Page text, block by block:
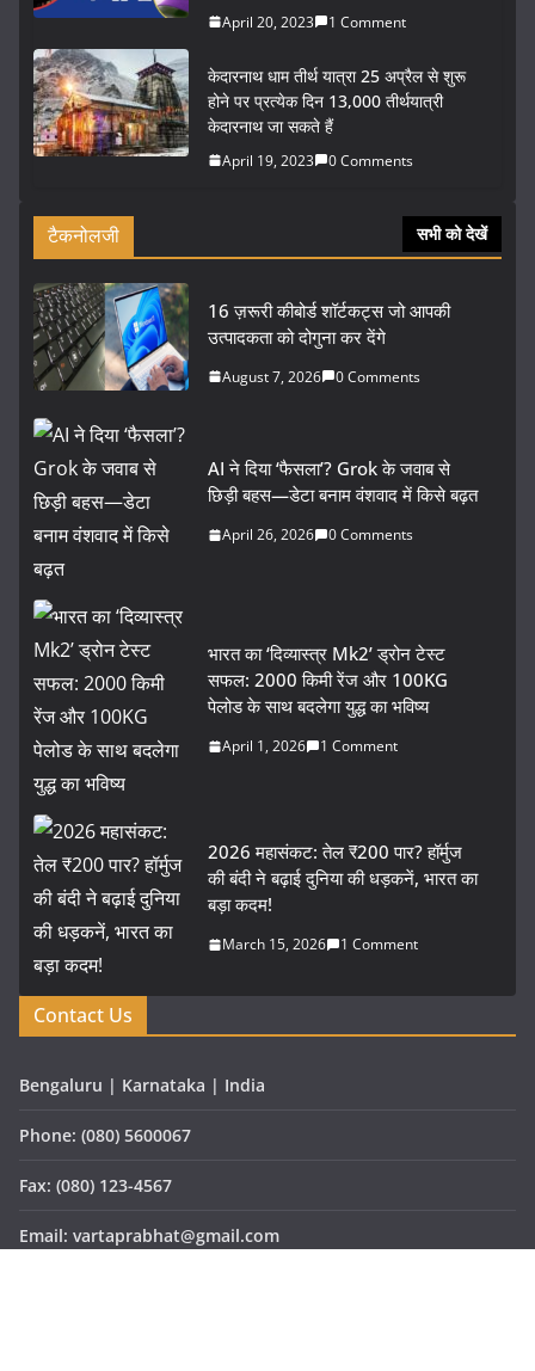
April 20, 2023 1 Comment
केदारनाथ धाम तीर्थ यात्रा 25 अप्रैल से शुरू
होने पर प्रत्येक दिन 13,000 तीर्थयात्री
केदारनाथ जा सकते हैं
April 19, 2023 0 Comments
टैकनोलजी सभी को देखें
16 ज़रूरी कीबोर्ड शॉर्टकट्स जो आपकी
उत्पादकता को दोगुना कर देंगे
August 7, 2026 0 Comments
AI ने दिया ‘फैसला’? Grok के जवाब से
छिड़ी बहस—डेटा बनाम वंशवाद में किसे बढ़त
April 26, 2026 0 Comments
भारत का ‘दिव्यास्त्र Mk2’ ड्रोन टेस्ट
सफल: 2000 किमी रेंज और 100KG
पेलोड के साथ बदलेगा युद्ध का भविष्य
April 1, 2026 1 Comment
2026 महासंकट: तेल ₹200 पार? हॉर्मुज
की बंदी ने बढ़ाई दुनिया की धड़कनें, भारत का
बड़ा कदम!
March 15, 2026 1 Comment
Contact Us
Bengaluru | Karnataka | India
Phone: (080) 5600067
Fax: (080) 123-4567
Email: vartaprabhat@gmail.com